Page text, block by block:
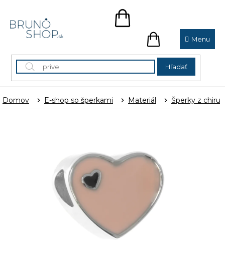
obsah
Hľadať
NÁKUPNÝ
NÁKUPNÝ
KOŠÍK
Domov E-shop so šperkami Materiál Šperky z